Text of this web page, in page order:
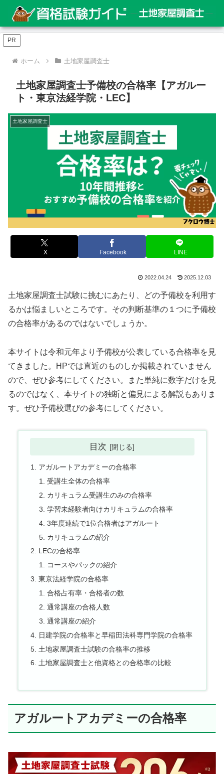
PR
ホーム 土地家屋調査士
土地家屋調査士予備校の合格率【アガルー
ト・東京法経学院・LEC】
土地家屋調査士
X Facebook LINE
2022.04.24 2025.12.03
土地家屋調査士試験に挑むにあたり、どの予備校を利用す
るかは悩ましいところです。その判断基準の１つに予備校
の合格率があるのではないでしょうか。
本サイトは令和元年より予備校が公表している合格率を見
てきました。HPでは直近のものしか掲載されていません
ので、ぜひ参考にしてください。また単純に数字だけを見
るのではなく、本サイトの独断と偏見による解説もありま
す。ぜひ予備校選びの参考にしてください。
目次
アガルートアカデミーの合格率
受講生全体の合格率
カリキュラム受講生のみの合格率
学習未経験者向けカリキュラムの合格率
3年度連続で1位合格者はアガルート
カリキュラムの紹介
LECの合格率
コースやパックの紹介
東京法経学院の合格率
合格占有率・合格者の数
通常講座の合格人数
通常講座の紹介
日建学院の合格率と早稲田法科専門学院の合格率
土地家屋調査士試験の合格率の推移
土地家屋調査士と他資格との合格率の比較
アガルートアカデミーの合格率